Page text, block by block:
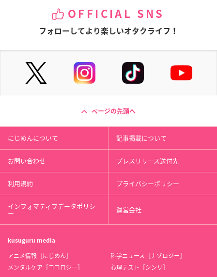
OFFICIAL SNS
フォローしてより楽しいオタクライフ！
ページの先頭へ
にじめんについて 記事掲載について
お問い合わせ プレスリリース送付先
利用規約 プライバシーポリシー
インフォマティブデータポリシ
ー 運営会社
kusuguru media
アニメ情報［にじめん］
科学ニュース［ナゾロジー］
メンタルケア［ココロジー］
心理テスト［シンリ］